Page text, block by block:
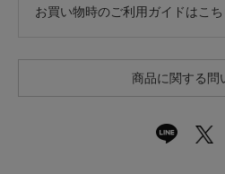
お買い物時のご利用ガイドはこち
商品に関する問